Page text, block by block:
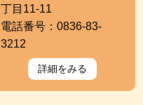
丁目11-11
電話番号：0836-83-
3212
詳細をみる